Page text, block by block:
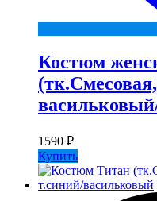
Костюм
1590 ₽
Купить